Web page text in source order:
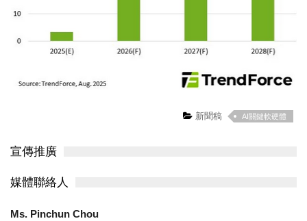
新聞稿 AI關鍵軟硬體
宣傳推廣
媒體聯絡人
Ms. Pinchun Chou